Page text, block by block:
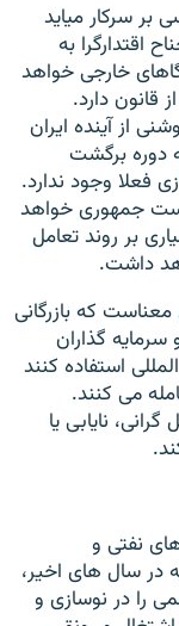
بر سرکار میاید
اقتدارگرا به
خارجی خواهد
قانون دارد.
از آینده ایران
دوره برگشت
فعلا وجود ندارد.
جمهوری خواهد
بر روند تعامل
داشت.
که بازرگانی
سرمایه گذاران
استفاده کنند
می کنند.
نایابی یا
نفتی و
در سال های اخیر،
را در نوسازی و